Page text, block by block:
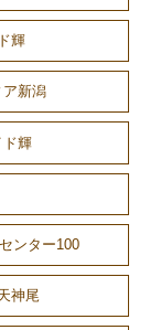
輝
新潟
輝
ンター100
神尾